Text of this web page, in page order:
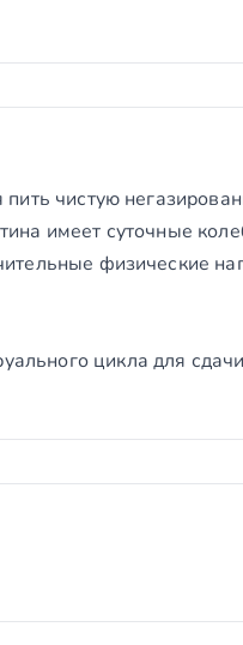
чистую
имеет суточные
физические
цикла для